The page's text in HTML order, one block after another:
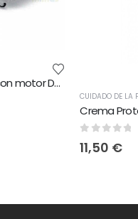
Colchón Antiescaras con motor DOMUS 2 Plus
CUIDADO DE LA
out of 5
11,50 €